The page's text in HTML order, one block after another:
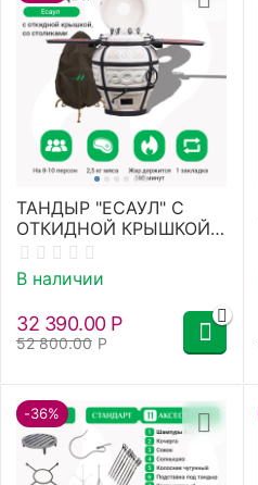
ТАНДЫР "ЕСАУЛ" С
ОТКИДНОЙ КРЫШКОЙ
И СТОЛИКАМИ
В наличии
52 800.00 Р
32 390.00 Р
-36%